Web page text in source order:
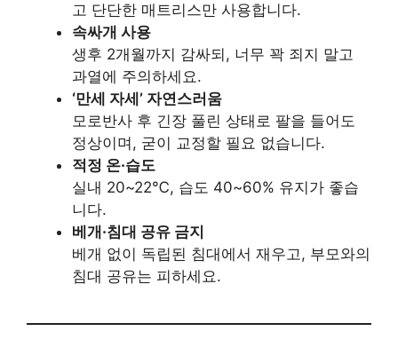
고 단단한 매트리스만 사용합니다.
속싸개 사용
생후 2개월까지 감싸되, 너무 꽉 죄지 말고
과열에 주의하세요.
‘만세 자세’ 자연스러움
모로반사 후 긴장 풀린 상태로 팔을 들어도
정상이며, 굳이 교정할 필요 없습니다.
적정 온·습도
실내 20~22℃, 습도 40~60% 유지가 좋습
니다.
베개·침대 공유 금지
베개 없이 독립된 침대에서 재우고, 부모와의
침대 공유는 피하세요.